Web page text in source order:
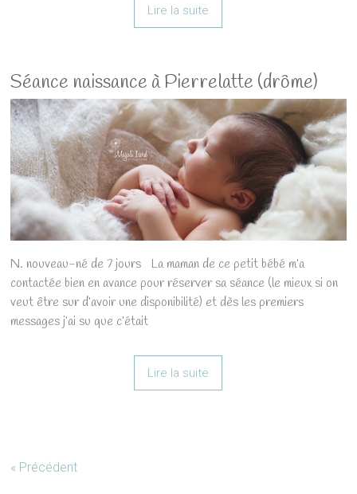
Lire la suite
Séance naissance à Pierrelatte (drôme)
N. nouveau-né de 7 jours La maman de ce petit bébé m’a
contactée bien en avance pour réserver sa séance (le mieux si on
veut être sur d’avoir une disponibilité) et dès les premiers
messages j’ai su que c’était
Lire la suite
« Précédent